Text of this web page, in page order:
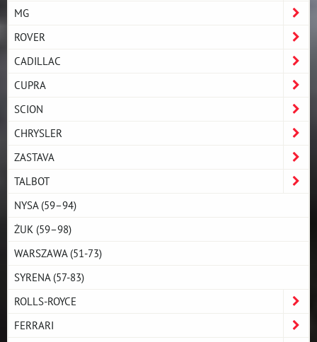
MG
ROVER
CADILLAC
CUPRA
SCION
CHRYSLER
ZASTAVA
TALBOT
NYSA (59–94)
ŻUK (59–98)
WARSZAWA (51-73)
SYRENA (57-83)
ROLLS-ROYCE
FERRARI